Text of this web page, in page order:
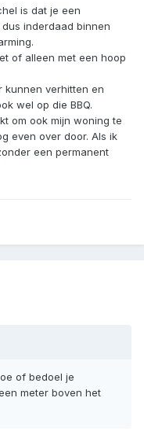
is dat je een
inderdaad binnen
of alleen met een hoop
kunnen verhitten en
wel op die BBQ.
om ook mijn woning te
even over door. Als ik
een permanent
of bedoel je
meter boven het